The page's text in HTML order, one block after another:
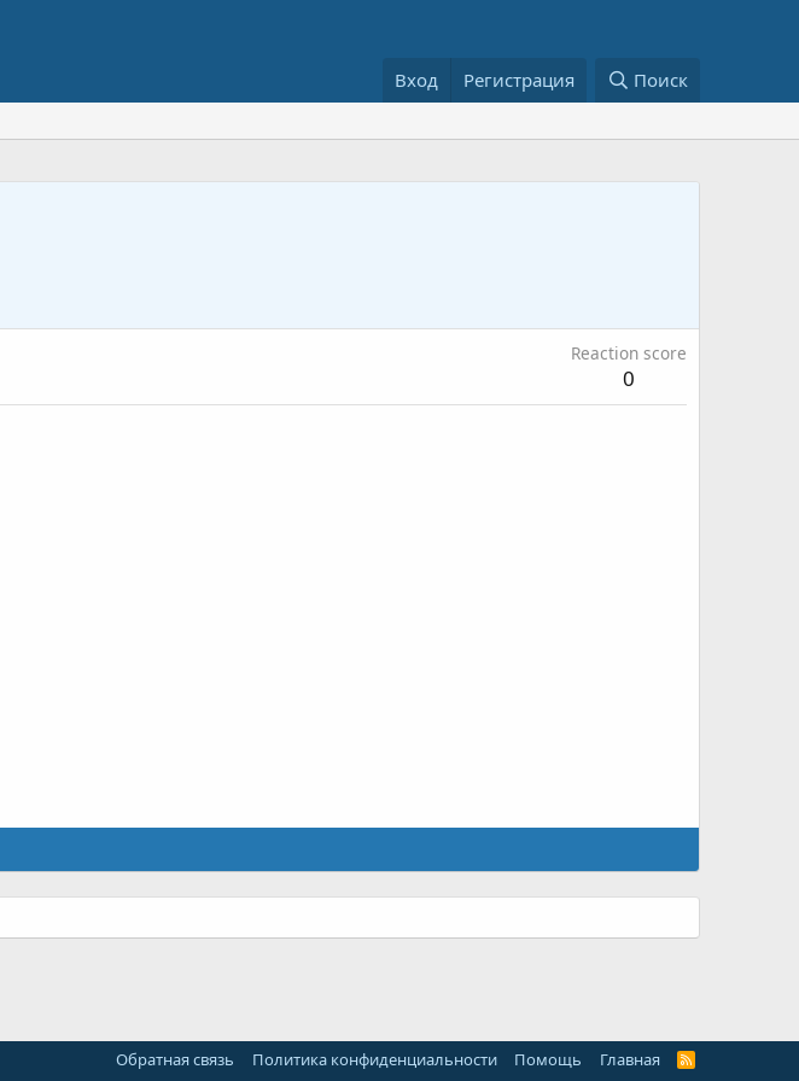
Вход Регистрация Поиск
Reaction score
0
Обратная связь Политика конфиденциальности Помощь Главная
R